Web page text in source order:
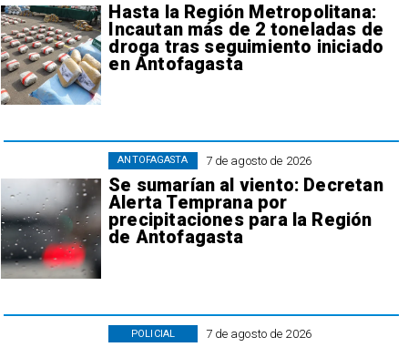
Hasta la Región Metropolitana:
Incautan más de 2 toneladas de
droga tras seguimiento iniciado
en Antofagasta
7 de agosto de 2026
Se sumarían al viento: Decretan
Alerta Temprana por
precipitaciones para la Región
de Antofagasta
ANTOFAGASTA
7 de agosto de 2026
POLICIAL